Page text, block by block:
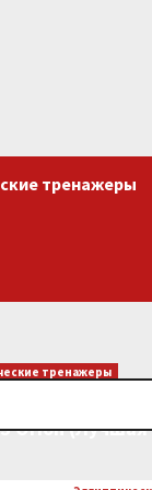
тренажеры
тренажеры
Orion